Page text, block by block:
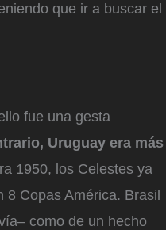
que ir a buscar el
fue una gesta
Uruguay era más
1950, los Celestes ya
8 Copas América. Brasil
como de un hecho